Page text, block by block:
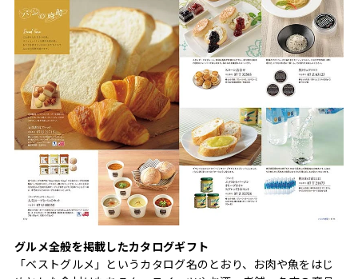
グルメ全般を掲載したカタログギフト
「ベストグルメ」というカタログ名のとおり、お肉や魚をはじ